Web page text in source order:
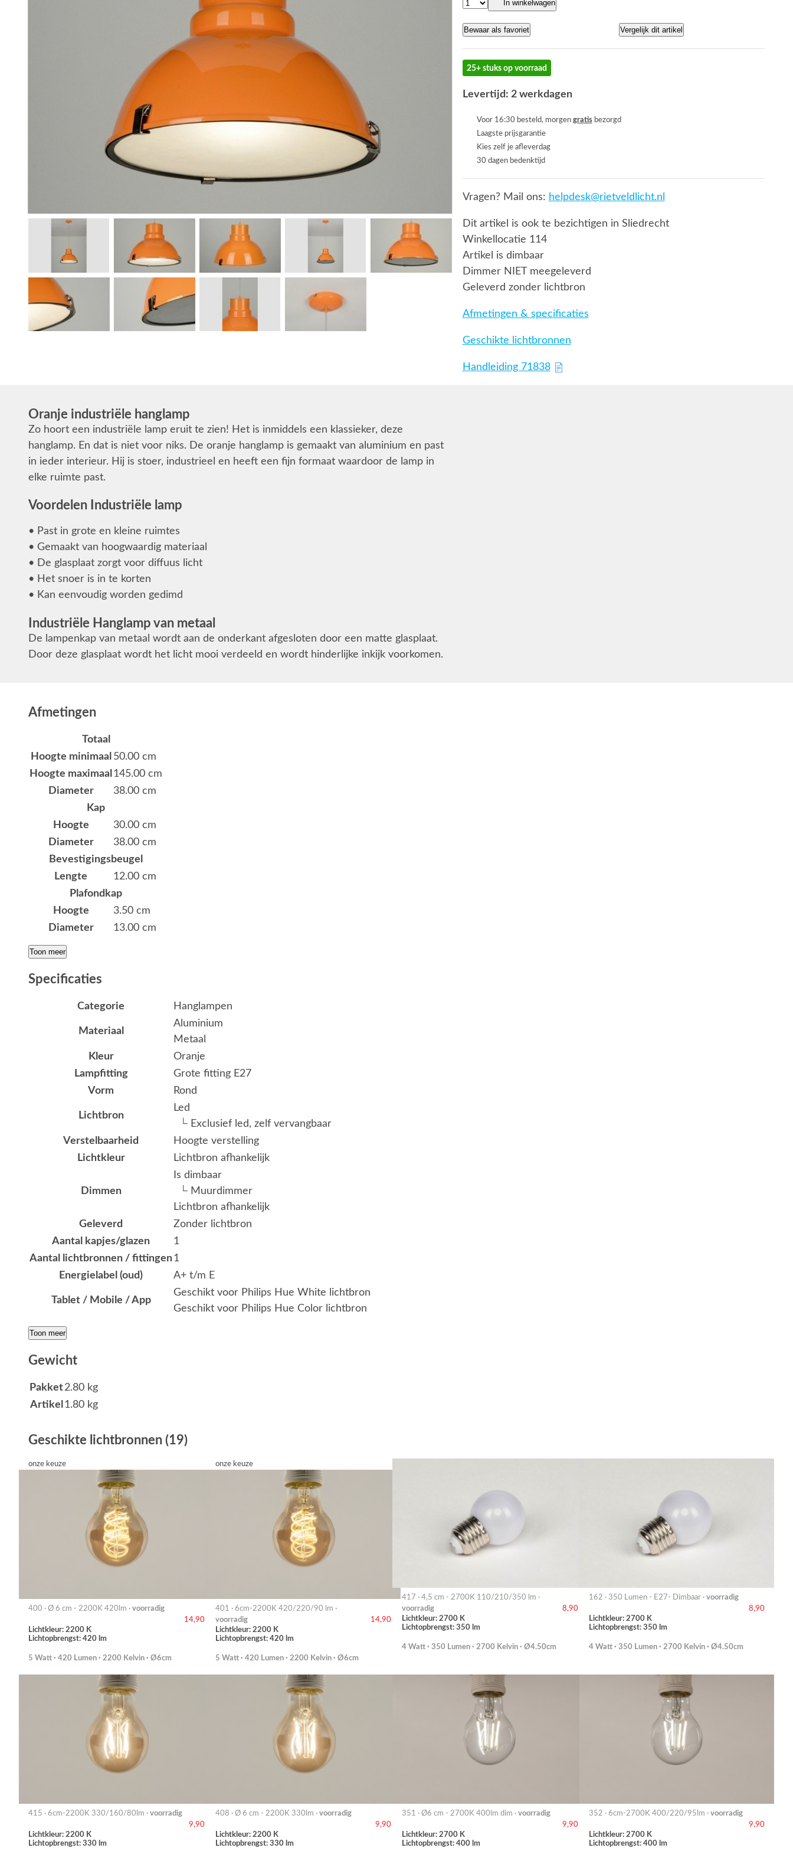
In winkelwagen
Bewaar als favoriet Vergelijk dit artikel
25+ stuks op voorraad
Levertijd: 2 werkdagen
Voor 16:30 besteld, morgen gratisbezorgd
Laagste prijsgarantie
Kies zelf je afleverdag
30 dagen bedenktijd
Vragen? Mail ons: helpdesk@rietveldlicht.nl
Dit artikel is ook te bezichtigen in Sliedrecht
Winkellocatie 114
Artikel is dimbaar
Dimmer NIET meegeleverd
Geleverd zonder lichtbron
Afmetingen & specificaties
Geschikte lichtbronnen
Handleiding 71838
Oranje industriële hanglamp
Zo hoort een industriële lamp eruit te zien! Het is inmiddels een klassieker, deze
hanglamp. En dat is niet voor niks. De oranje hanglamp is gemaakt van aluminium en past
in ieder interieur. Hij is stoer, industrieel en heeft een fijn formaat waardoor de lamp in
elke ruimte past.
Voordelen Industriële lamp
• Past in grote en kleine ruimtes
• Gemaakt van hoogwaardig materiaal
• De glasplaat zorgt voor diffuus licht
• Het snoer is in te korten
• Kan eenvoudig worden gedimd
Industriële Hanglamp van metaal
De lampenkap van metaal wordt aan de onderkant afgesloten door een matte glasplaat.
Door deze glasplaat wordt het licht mooi verdeeld en wordt hinderlijke inkijk voorkomen.
Afmetingen
Totaal
Hoogte minimaal 50.00 cm
Hoogte maximaal 145.00 cm
Diameter
38.00 cm
Kap
Hoogte
30.00 cm
Diameter
38.00 cm
Bevestigingsbeugel
Lengte
12.00 cm
Plafondkap
Hoogte
3.50 cm
Diameter
13.00 cm
Toon meer
Specificaties
Categorie Hanglampen
Materiaal
Aluminium
Metaal
Kleur
Oranje
Lampfitting
Grote fitting E27
Vorm
Rond
Lichtbron
Led
└ Exclusief led, zelf vervangbaar
Verstelbaarheid
Hoogte verstelling
Lichtkleur
Lichtbron afhankelijk
Dimmen
Is dimbaar
└ Muurdimmer
Lichtbron afhankelijk
Geleverd
Zonder lichtbron
Aantal kapjes/glazen
1
Aantal lichtbronnen / fittingen1
Energielabel (oud)
A+ t/m E
Tablet / Mobile / App
Geschikt voor Philips Hue White lichtbron
Geschikt voor Philips Hue Color lichtbron
Toon meer
Gewicht
Pakket2.80 kg
Artikel 1.80 kg
Geschikte lichtbronnen (19)
onze keuze
400 · Ø 6 cm - 2200K 420lm · voorradig
14,90
Lichtkleur: 2200 K
Lichtopbrengst: 420 lm
5 Watt · 420 Lumen · 2200 Kelvin · Ø6cm
onze keuze
401 · 6cm-2200K 420/220/90 lm ·
voorradig
14,90
Lichtkleur: 2200 K
Lichtopbrengst: 420 lm
5 Watt · 420 Lumen · 2200 Kelvin · Ø6cm
417 · 4,5 cm - 2700K 110/210/350 lm ·
voorradig
8,90
Lichtkleur: 2700 K
Lichtopbrengst: 350 lm
4 Watt · 350 Lumen · 2700 Kelvin · Ø4.50cm
162 · 350 Lumen - E27- Dimbaar · voorradig
8,90
Lichtkleur: 2700 K
Lichtopbrengst: 350 lm
4 Watt · 350 Lumen · 2700 Kelvin · Ø4.50cm
415 · 6cm-2200K 330/160/80lm · voorradig
9,90
Lichtkleur: 2200 K
Lichtopbrengst: 330 lm
408 · Ø 6 cm - 2200K 330lm · voorradig
9,90
Lichtkleur: 2200 K
Lichtopbrengst: 330 lm
351 · Ø6 cm - 2700K 400lm dim · voorradig
9,90
Lichtkleur: 2700 K
Lichtopbrengst: 400 lm
352 · 6cm-2700K 400/220/95lm · voorradig
9,90
Lichtkleur: 2700 K
Lichtopbrengst: 400 lm